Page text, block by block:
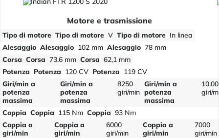
Motore e trasmissione
Tipo di motore Tipo di motore V Tipo di motore In linea
Alesaggio Alesaggio 102 mm Alesaggio 78 mm
Corsa Corsa 73,6 mm Corsa 62,1 mm
Potenza Potenza 120 CV Potenza 119 CV
Giri/min a
potenza
massima
Giri/min a
potenza
massima
8250
giri/min
Giri/min a
potenza
massima
giri/
Coppia Coppia 115 Nm Coppia 93 Nm
Coppia a
giri/min
Coppia a
giri/min
6000
giri/min
Coppia a
giri/min
7000
giri/min